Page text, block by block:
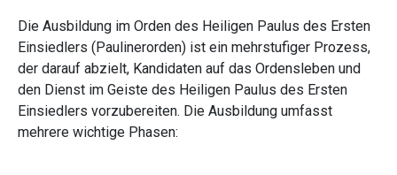
Die Ausbildung im Orden des Heiligen Paulus des Ersten
Einsiedlers (Paulinerorden) ist ein mehrstufiger Prozess,
der darauf abzielt, Kandidaten auf das Ordensleben und
den Dienst im Geiste des Heiligen Paulus des Ersten
Einsiedlers vorzubereiten. Die Ausbildung umfasst
mehrere wichtige Phasen: